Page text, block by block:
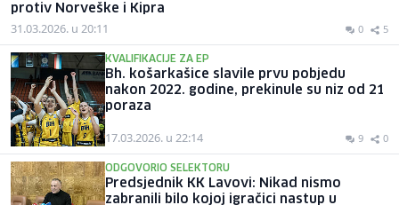
protiv Norveške i Kipra
31.03.2026. u 20:11 0 5
KVALIFIKACIJE ZA EP
Bh. košarkašice slavile prvu pobjedu
nakon 2022. godine, prekinule su niz od 21
poraza
17.03.2026. u 22:14 9 0
ODGOVORIO SELEKTORU
Predsjednik KK Lavovi: Nikad nismo
zabranili bilo kojoj igračici nastup u